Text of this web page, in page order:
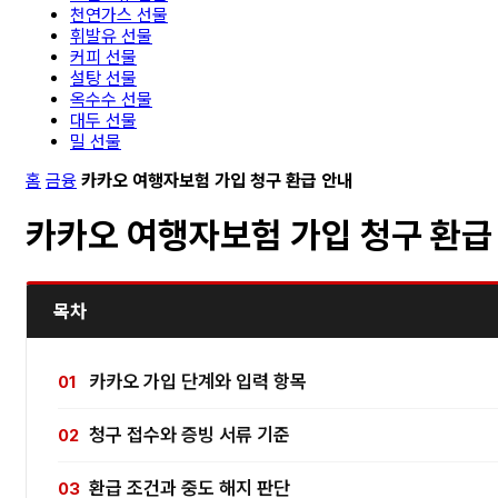
천연가스 선물
휘발유 선물
커피 선물
설탕 선물
옥수수 선물
대두 선물
밀 선물
홈 금융 카카오 여행자보험 가입 청구 환급 안내
카카오 여행자보험 가입 청구 환
목차
카카오 가입 단계와 입력 항목
청구 접수와 증빙 서류 기준
환급 조건과 중도 해지 판단